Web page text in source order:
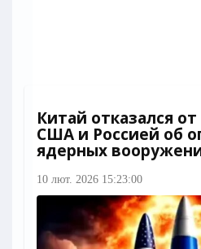
Китай отказался
США и Россией об
ядерных
10 лют. 2026 15:23:00